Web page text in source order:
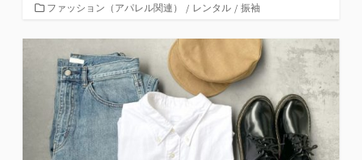
カ
ゴ
ファッション（アパレル関連） / レンタル / 振袖